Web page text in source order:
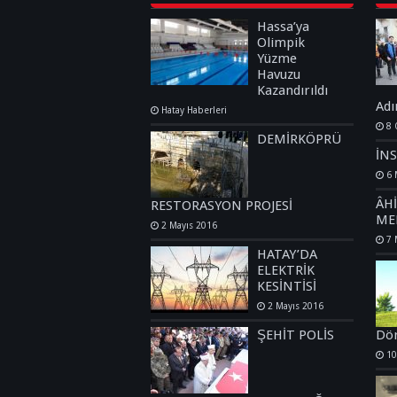
Hassa’ya
Olimpik
Yüzme
Havuzu
Kazandırıldı
Hatay Haberleri
DEMİRKÖPRÜ
RESTORASYON PROJESİ
2 Mayıs 2016
HATAY’DA
ELEKTRİK
KESİNTİSİ
2 Mayıs 2016
ŞEHİT POLİS
8
6
7